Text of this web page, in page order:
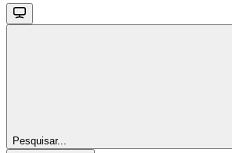
Pesquisar...